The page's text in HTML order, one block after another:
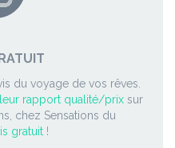
du voyage de vos rêves.
rapport qualité/prix sur
chez Sensations du
gratuit !